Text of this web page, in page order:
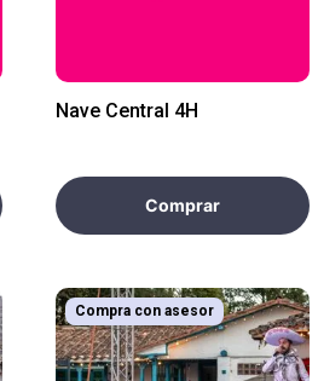
Nave Central 4H
Comprar
Compra con asesor